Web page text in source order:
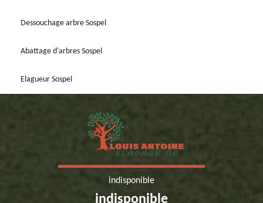
Dessouchage arbre Sospel
Abattage d'arbres Sospel
Elagueur Sospel
indisponible
indisponible